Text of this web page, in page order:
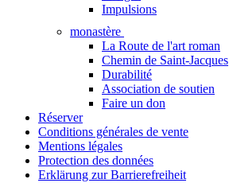
Impulsions
monastère
La Route de l'art roman
Chemin de Saint-Jacques
Durabilité
Association de soutien
Faire un don
Réserver
Conditions générales de vente
Mentions légales
Protection des données
Erklärung zur Barrierefreiheit